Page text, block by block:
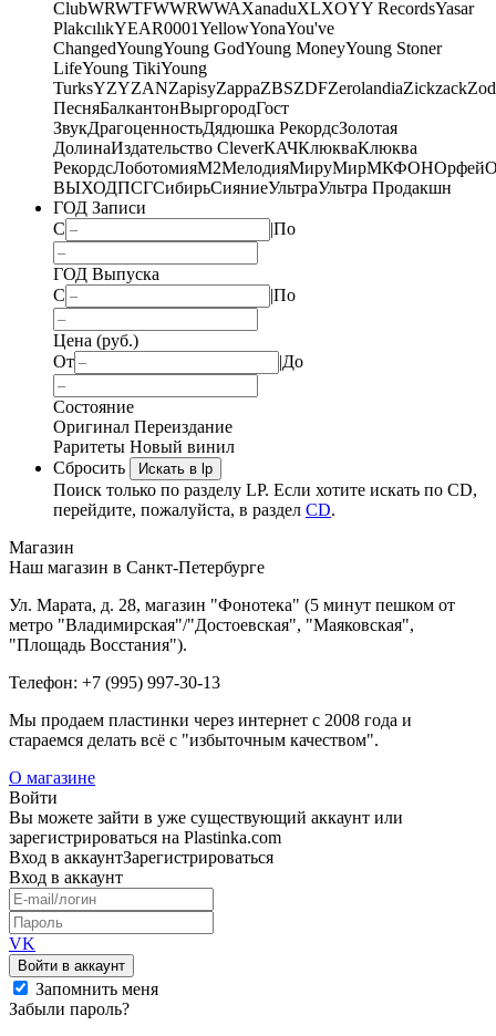
ClubWRWTFWWRWWAXanaduXLXOYY RecordsYasar
PlakcılıkYEAR0001YellowYonaYou've
ChangedYoungYoung GodYoung MoneyYoung Stoner
LifeYoung TikiYoung
TurksYZYZANZapisyZappaZBSZDFZerolandiaZickzack
ПесняБалкантонВыргородГост
ЗвукДрагоценностьДядюшка РекордсЗолотая
ДолинаИздательство CleverКАЧКлюкваКлюква
РекордсЛоботомияМ2МелодияМируМирМКФОНОрфей
ВЫХОДПСГСибирьСияниеУльтраУльтра Продакшн
ГОД Записи
С
|По
ГОД Выпуска
С
|По
Цена (руб.)
От
|До
Состояние
Оригинал Переиздание
Раритеты Новый винил
Сбросить
Искать в lp
Поиск только по разделу LP. Если хотите искать по CD,
перейдите, пожалуйста, в раздел CD.
Магазин
Наш магазин в Санкт-Петербурге
Ул. Марата, д. 28, магазин "Фонотека" (5 минут пешком от
метро "Владимирская"/"Достоевская", "Маяковская",
"Площадь Восстания").
Телефон: +7 (995) 997-30-13
Мы продаем пластинки через интернет c 2008 года и
стараемся делать всё с "избыточным качеством".
О магазине
Войти
Вы можете зайти в уже существующий аккаунт или
зарегистрироваться на Plastinka.com
Вход в аккаунтЗарегистрироваться
Вход в аккаунт
VK
Войти в аккаунт
Запомнить меня
Забыли пароль?